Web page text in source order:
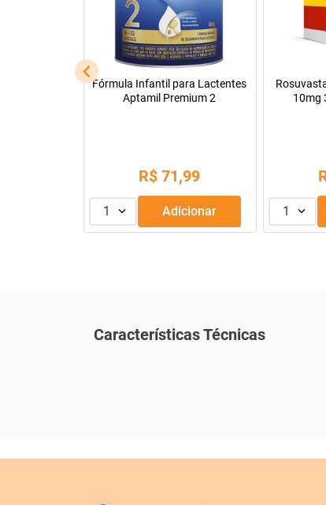
Tadalafila Ems 5mg 30
comprimidos revestidos
R$ 9,99
1 Adicionar
Pregomin
ou
1
Características Técnicas